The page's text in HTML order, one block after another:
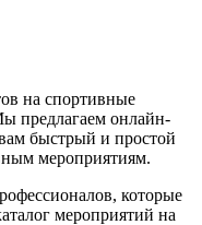
на спортивные
предлагаем онлайн-
быстрый и простой
мероприятиям.
которые
мероприятий на